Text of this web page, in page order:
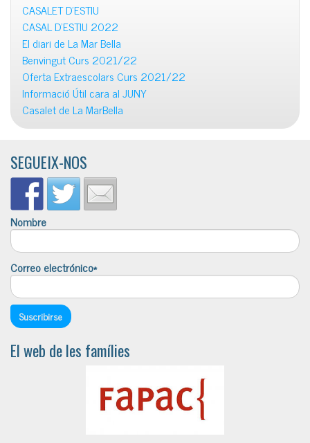
CASALET D’ESTIU
CASAL D’ESTIU 2022
El diari de La Mar Bella
Benvingut Curs 2021/22
Oferta Extraescolars Curs 2021/22
Informació Útil cara al JUNY
Casalet de La MarBella
SEGUEIX-NOS
Nombre
Correo electrónico*
El web de les famílies